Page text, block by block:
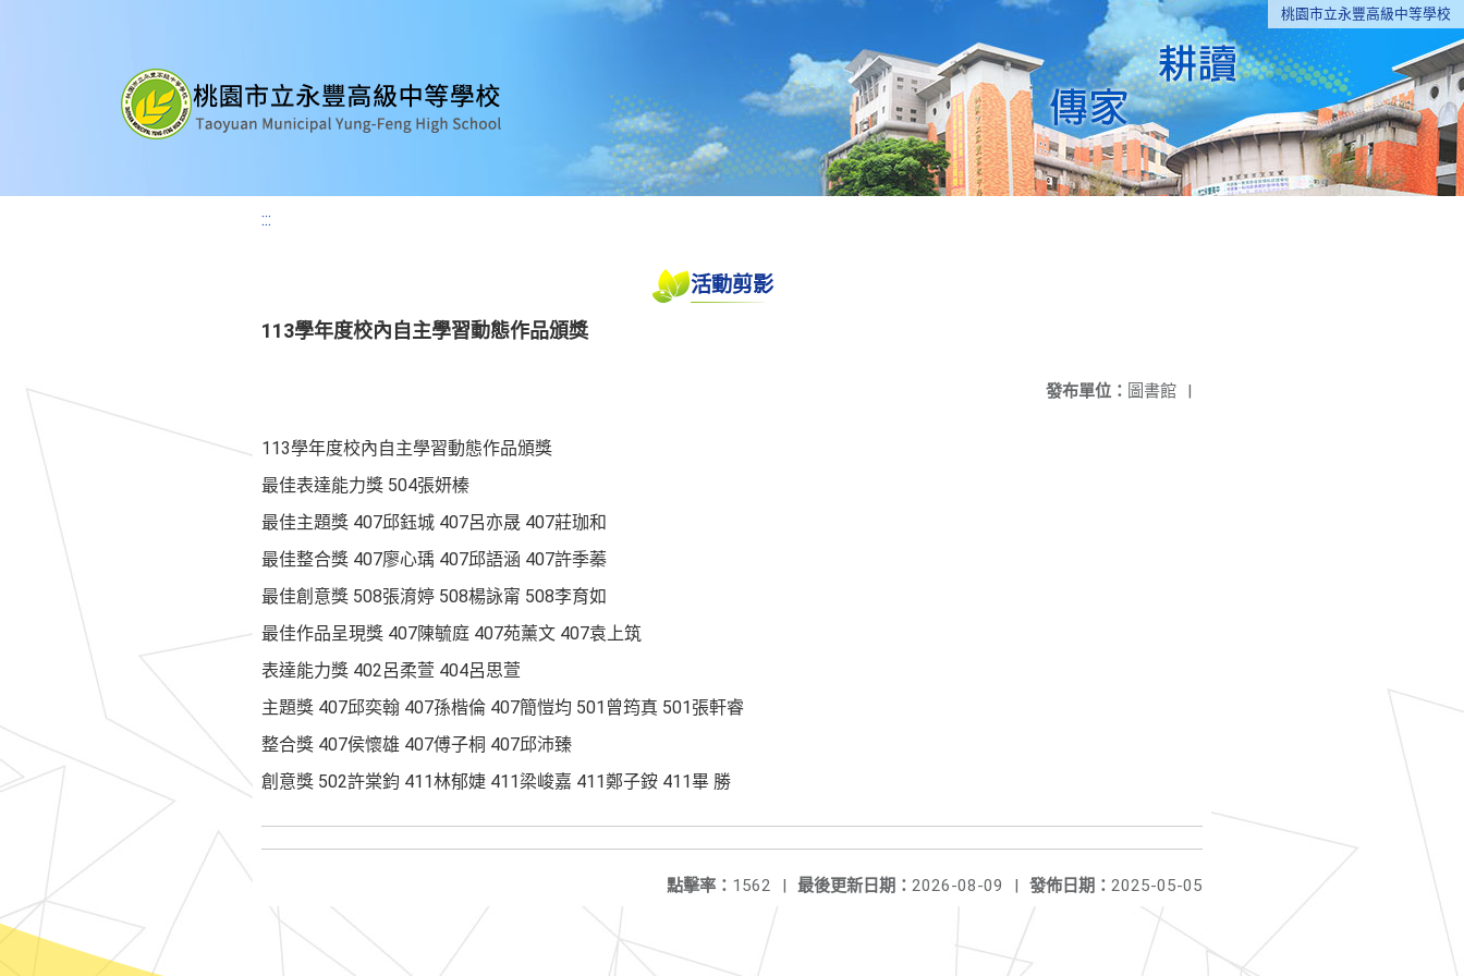
桃園市立永豐高級中等學校
:::
活動剪影
113學年度校內自主學習動態作品頒獎
發布單位： 圖書館 |
113學年度校內自主學習動態作品頒獎
最佳表達能力獎 504張妍榛
最佳主題獎 407邱鈺城 407呂亦晟 407莊珈和
最佳整合獎 407廖心瑀 407邱語涵 407許季蓁
最佳創意獎 508張淯婷 508楊詠甯 508李育如
最佳作品呈現獎 407陳毓庭 407苑薰文 407袁上筑
表達能力獎 402呂柔萱 404呂思萱
主題獎 407邱奕翰 407孫楷倫 407簡愷均 501曾筠真 501張軒睿
整合獎 407侯懷雄 407傅子桐 407邱沛臻
創意獎 502許棠鈞 411林郁婕 411梁峻嘉 411鄭子銨 411畢 勝
發佈日期： 2025-05-05
最後更新日期： 2026-08-09 |
點擊率： 1562 |